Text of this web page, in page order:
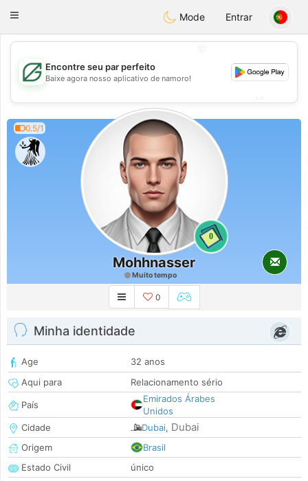
Dating
Toggle
Mode Entrar
💖
💕
Encontre seu par perfeito
Baixe agora nosso aplicativo de namoro!
0.5/1
0
Mohhnasser
Muito tempo
0
Minha identidade
Age
32 anos
Aqui para
Relacionamento sério
País
Emirados Árabes
Unidos
Cidade
Dubai, Dubai
Origem
Brasil
Estado Civil
único